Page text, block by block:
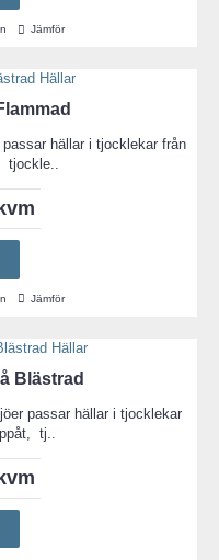
Jämför
hällar i tjocklekar från
Jämför
Blästrad
passar hällar i tjocklekar
tj..